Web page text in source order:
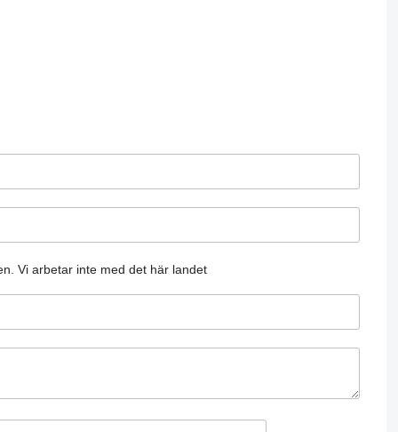
Vi arbetar inte med det här landet